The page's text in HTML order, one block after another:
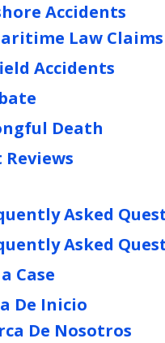
Accidents
Law Claims
Accidents
Death
Asked
Asked
Case
De Inicio
De Nosotros